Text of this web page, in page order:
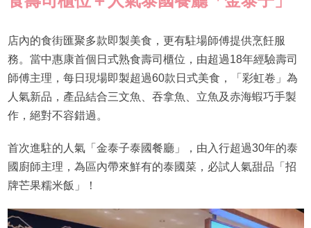
店內的食街匯聚多款即製美食，更有駐場師傅提供烹飪服
務。當中惠康首個日式熟食壽司櫃位，由超過18年經驗壽司
師傅主理，每日現場即製超過60款日式美食，「彩虹卷」為
人氣新品，產品結合三文魚、吞拿魚、立魚及赤海蝦巧手製
作，絕對不容錯過。
首次進駐的人氣「金泰子泰國餐廳」，由入行超過30年的泰
國廚師主理，為區內帶來鮮有的泰國菜，必試人氣甜品「招
牌芒果糯米飯」！